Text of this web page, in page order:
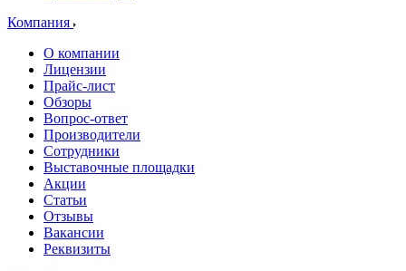
Компания
О компании
Лицензии
Прайс-лист
Обзоры
Вопрос-ответ
Производители
Сотрудники
Выставочные площадки
Акции
Статьи
Отзывы
Вакансии
Реквизиты